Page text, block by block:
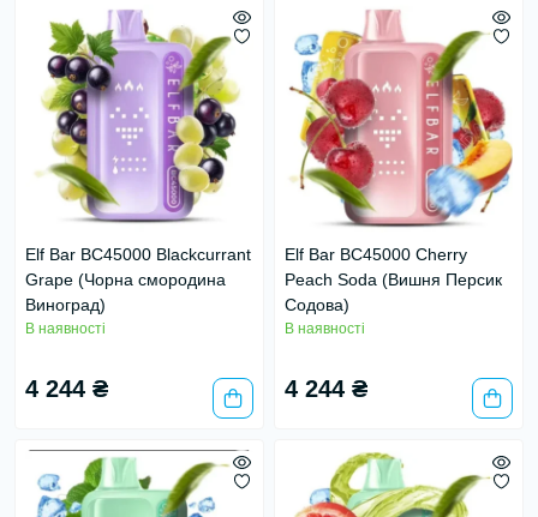
Elf Bar BC45000 Blackcurrant
Grape (Чорна смородина
Виноград)
В наявності
4 244 ₴
Elf Bar BC45000 Cherry
Peach Soda (Вишня Персик
Содова)
В наявності
4 244 ₴